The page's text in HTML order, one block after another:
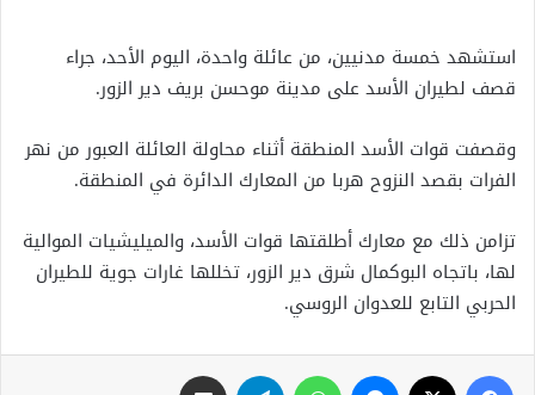
استشهد خمسة مدنيين، من عائلة واحدة، اليوم الأحد، جراء
قصف لطيران الأسد على مدينة موحسن بريف دير الزور.
وقصفت قوات الأسد المنطقة أثناء محاولة العائلة العبور من نهر
الفرات بقصد النزوح هربا من المعارك الدائرة في المنطقة.
تزامن ذلك مع معارك أطلقتها قوات الأسد، والميليشيات الموالية
لها، باتجاه البوكمال شرق دير الزور، تخللها غارات جوية للطيران
الحربي التابع للعدوان الروسي.
فيسبوك ماسنجر واتساب تيلقرام